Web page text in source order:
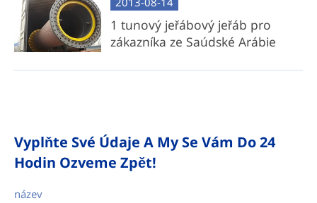
1 tunový jeřábový jeřáb pro
zákazníka ze Saúdské Arábie
Vyplňte Své Údaje A My Se Vám Do 24
Hodin Ozveme Zpět!
název